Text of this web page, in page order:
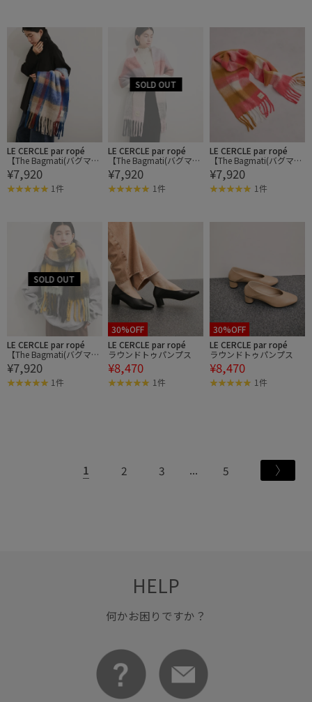
LE CERCLE par ropé
【The Bagmati(バグマテ
ィ)】フリンジマフラー
¥7,920
1件
LE CERCLE par ropé
【The Bagmati(バグマテ
ィ)】フリンジマフラー
¥7,920
1件
LE CERCLE par ropé
【The Bagmati(バグマテ
ィ)】フリンジマフラー
¥7,920
1件
LE CERCLE par ropé
【The Bagmati(バグマテ
ィ)】フリンジマフラー
¥7,920
1件
30%OFF
LE CERCLE par ropé
ラウンドトゥパンプス
¥8,470
1件
30%OFF
LE CERCLE par ropé
ラウンドトゥパンプス
¥8,470
1件
1 2 3 5
HELP
何かお困りですか？